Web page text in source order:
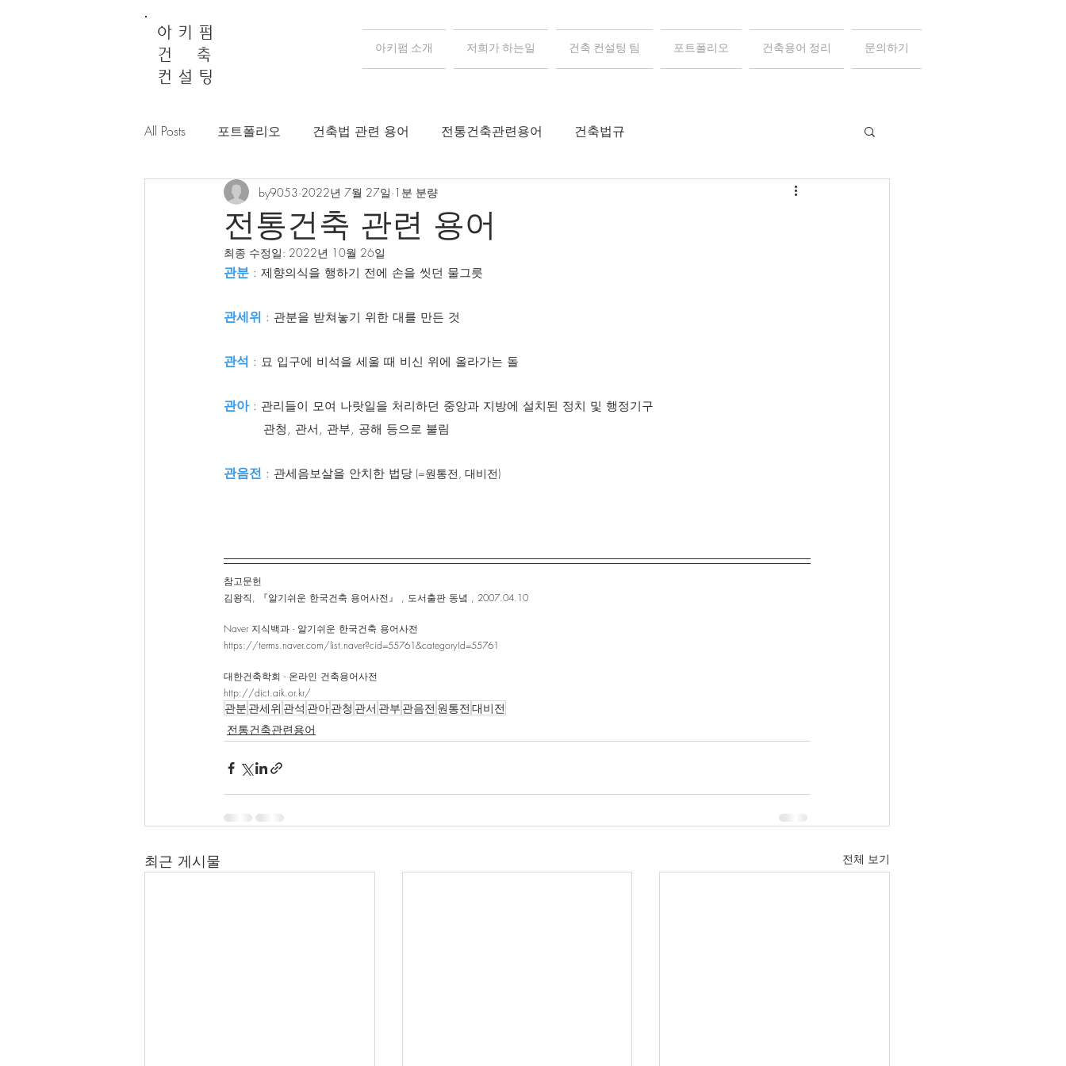
아 키 펌
건 축
컨 설 팅
아키펌 소개 저희가 하는일 건축 컨설팅 팀 포트폴리오 건축용어 정리 문의하기
All Posts 포트폴리오 건축법 관련 용어 전통건축관련용어 건축법규
전통건축 관련 용어
by9053 2022년 7월 27일 1분 분량
최종 수정일: 2022년 10월 26일
관분 : 제향의식을 행하기 전에 손을 씻던 물그릇
관세위 : 관분을 받쳐놓기 위한 대를 만든 것
관석 : 묘 입구에 비석을 세울 때 비신 위에 올라가는 돌
관아 : 관리들이 모여 나랏일을 처리하던 중앙과 지방에 설치된 정치 및 행정기구
          관청, 관서, 관부, 공해 등으로 불림
관음전 : 관세음보살을 안치한 법당 (=원통전, 대비전)
참고문헌
김왕직, 『알기쉬운 한국건축 용어사전』 , 도서출판 동녘 , 2007.04.10
Naver 지식백과 - 알기쉬운 한국건축 용어사전
https://terms.naver.com/list.naver?cid=55761&categoryId=55761
대한건축학회 - 온라인 건축용어사전
http://dict.aik.or.kr/
관분 관세위 관석 관아관청 관서 관부 관음전 원통전 대비전
전통건축관련용어
최근 게시물 전체 보기